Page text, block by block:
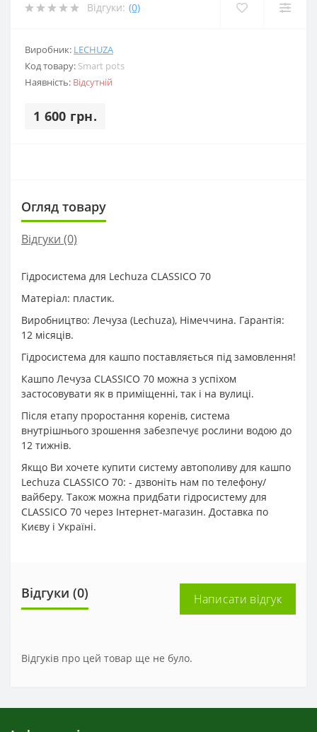
Відгуки: (0)
Виробник: LECHUZA
Код товару: Smart pots
Наявність: Відсутній
1 600 грн.
Огляд товару
Відгуки (0)
Гідросистема для Lechuza CLASSICO 70
Матеріал: пластик.
Виробництво: Лечуза (Lechuza), Німеччина. Гарантія:
12 місяців.
Гідросистема для кашпо поставляється під замовлення!
Кашпо Лечуза CLASSICO 70 можна з успіхом
застосовувати як в приміщенні, так і на вулиці.
Після етапу проростання коренів, система
внутрішнього зрошення забезпечує рослини водою до
12 тижнів.
Якщо Ви хочете купити систему автополиву для кашпо
Lechuza CLASSICO 70: - дзвоніть нам по телефону/
вайберу. Також можна придбати гідросистему для
CLASSICO 70 через Інтернет-магазин. Доставка по
Києву і Україні.
Відгуки (0) Написати відгук
Відгуків про цей товар ще не було.